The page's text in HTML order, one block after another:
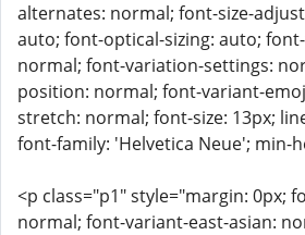
alternates: normal; font-size-
auto; font-optical-sizing: auto;
normal; font-variation-settings:
position: normal; font-variant-
stretch: normal; font-size: 13px;
font-family: 'Helvetica Neue'; min-
<p class="p1" style="margin: 0px;
normal; font-variant-east-asian: